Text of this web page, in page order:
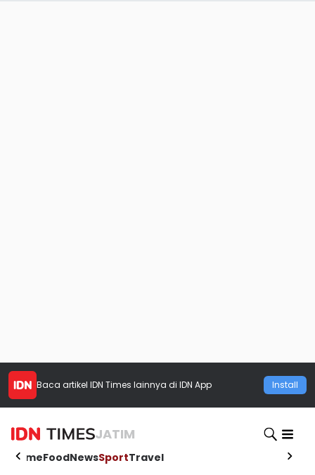
Baca artikel IDN Times lainnya di IDN App Install
JATIM
HomeFoodNewsSportTravel